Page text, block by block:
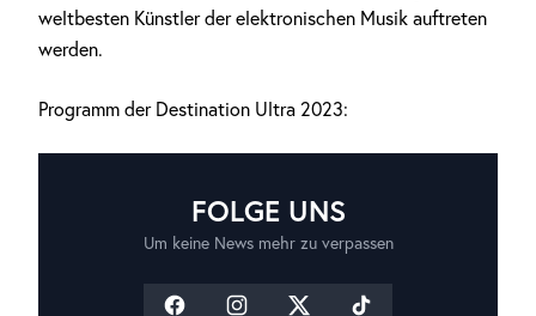
weltbesten Künstler der elektronischen Musik auftreten
werden.
Programm der Destination Ultra 2023:
FOLGE UNS
Um keine News mehr zu verpassen